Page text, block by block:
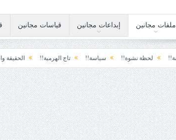
ملفات مجانين إبداعات مجانين قياسات مجانين
نشوة!! سياسة!! تاج الهرمية!! الحقيقة والفجيعة!!